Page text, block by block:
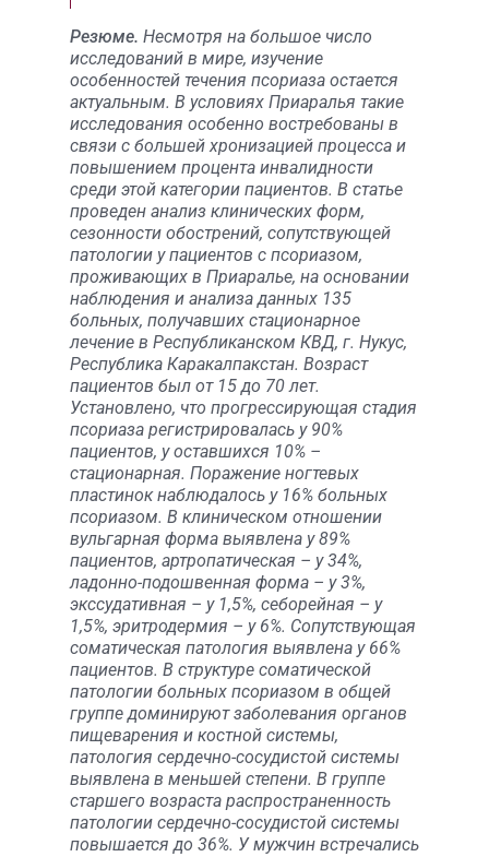
Резюме. Несмотря на большое число
исследований в мире, изучение
особенностей течения псориаза остается
актуальным. В условиях Приаралья такие
исследования особенно востребованы в
связи с большей хронизацией процесса и
повышением процента инвалидности
среди этой категории пациентов. В статье
проведен анализ клинических форм,
сезонности обострений, сопутствующей
патологии у пациентов с псориазом,
проживающих в Приаралье, на основании
наблюдения и анализа данных 135
больных, получавших стационарное
лечение в Республиканском КВД, г. Нукус,
Республика Каракалпакстан. Возраст
пациентов был от 15 до 70 лет.
Установлено, что прогрессирующая стадия
псориаза регистрировалась у 90%
пациентов, у оставшихся 10% –
стационарная. Поражение ногтевых
пластинок наблюдалось у 16% больных
псориазом. В клиническом отношении
вульгарная форма выявлена у 89%
пациентов, артропатическая – у 34%,
ладонно-подошвенная форма – у 3%,
экссудативная – у 1,5%, себорейная – у
1,5%, эритродермия – у 6%. Сопутствующая
соматическая патология выявлена у 66%
пациентов. В структуре соматической
патологии больных псориазом в общей
группе доминируют заболевания органов
пищеварения и костной системы,
патология сердечно-сосудистой системы
выявлена в меньшей степени. В группе
старшего возраста распространенность
патологии сердечно-сосудистой системы
повышается до 36%. У мужчин встречались